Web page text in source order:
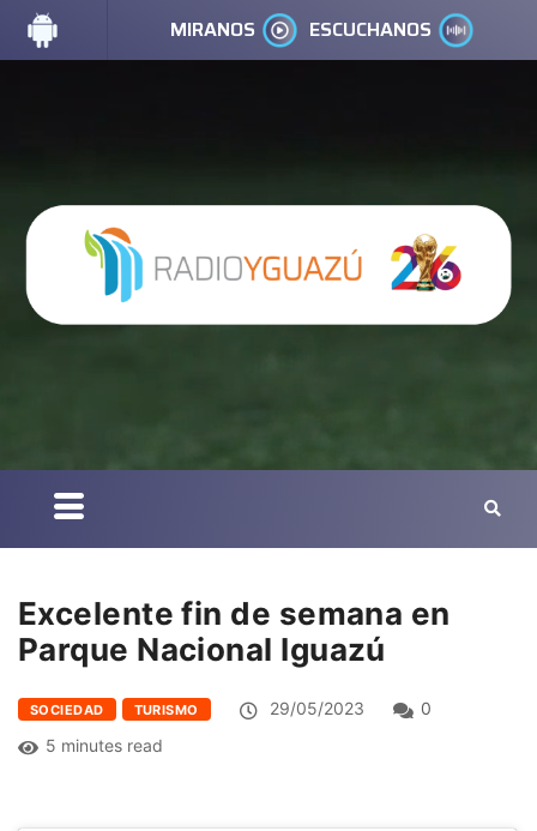
MIRANOS ESCUCHANOS
Excelente fin de semana en
Parque Nacional Iguazú
SOCIEDAD TURISMO 29/05/2023
0
5 minutes read